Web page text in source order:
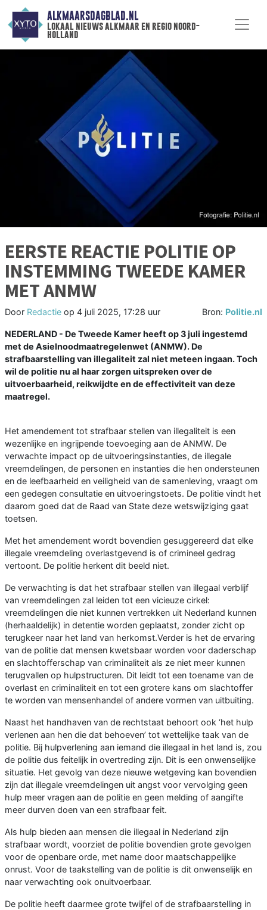
ALKMAARSDAGBLAD.NL
lokaal nieuws alkmaar en regio noord-
holland
EERSTE REACTIE POLITIE OP
INSTEMMING TWEEDE KAMER
MET ANMW
Door Redactie op 4 juli 2025, 17:28 uur Bron: Politie.nl
NEDERLAND - De Tweede Kamer heeft op 3 juli ingestemd
met de Asielnoodmaatregelenwet (ANMW). De
strafbaarstelling van illegaliteit zal niet meteen ingaan. Toch
wil de politie nu al haar zorgen uitspreken over de
uitvoerbaarheid, reikwijdte en de effectiviteit van deze
maatregel.
Het amendement tot strafbaar stellen van illegaliteit is een
wezenlijke en ingrijpende toevoeging aan de ANMW. De
verwachte impact op de uitvoeringsinstanties, de illegale
vreemdelingen, de personen en instanties die hen ondersteunen
en de leefbaarheid en veiligheid van de samenleving, vraagt om
een gedegen consultatie en uitvoeringstoets. De politie vindt het
daarom goed dat de Raad van State deze wetswijziging gaat
toetsen.
Met het amendement wordt bovendien gesuggereerd dat elke
illegale vreemdeling overlastgevend is of crimineel gedrag
vertoont. De politie herkent dit beeld niet.
De verwachting is dat het strafbaar stellen van illegaal verblijf
van vreemdelingen zal leiden tot een vicieuze cirkel:
vreemdelingen die niet kunnen vertrekken uit Nederland kunnen
(herhaaldelijk) in detentie worden geplaatst, zonder zicht op
terugkeer naar het land van herkomst.Verder is het de ervaring
van de politie dat mensen kwetsbaar worden voor daderschap
en slachtofferschap van criminaliteit als ze niet meer kunnen
terugvallen op hulpstructuren. Dit leidt tot een toename van de
overlast en criminaliteit en tot een grotere kans om slachtoffer
te worden van mensenhandel of andere vormen van uitbuiting.
Naast het handhaven van de rechtstaat behoort ook ‘het hulp
verlenen aan hen die dat behoeven’ tot wettelijke taak van de
politie. Bij hulpverlening aan iemand die illegaal in het land is, zou
de politie dus feitelijk in overtreding zijn. Dit is een onwenselijke
situatie. Het gevolg van deze nieuwe wetgeving kan bovendien
zijn dat illegale vreemdelingen uit angst voor vervolging geen
hulp meer vragen aan de politie en geen melding of aangifte
meer durven doen van een strafbaar feit.
Als hulp bieden aan mensen die illegaal in Nederland zijn
strafbaar wordt, voorziet de politie bovendien grote gevolgen
voor de openbare orde, met name door maatschappelijke
onrust. Voor de taakstelling van de politie is dit onwenselijk en
naar verwachting ook onuitvoerbaar.
De politie heeft daarmee grote twijfel of de strafbaarstelling in